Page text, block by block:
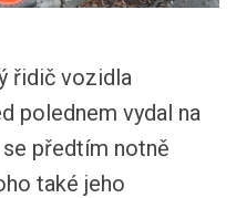
řidič vozidla
polednem vydal na
předtím notně
také jeho